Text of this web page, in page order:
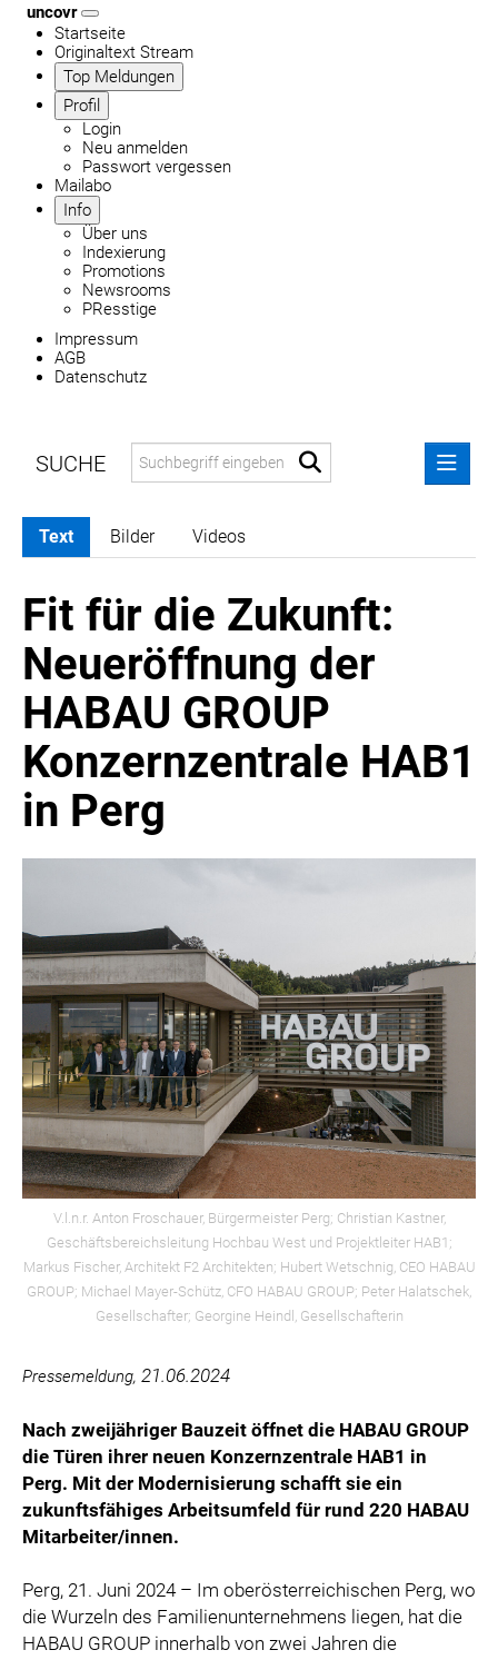
uncovr
Startseite
Originaltext Stream
Top Meldungen
Profil
Login
Neu anmelden
Passwort vergessen
Mailabo
Info
Über uns
Indexierung
Promotions
Newsrooms
PResstige
Impressum
AGB
Datenschutz
MELDUNGEN
ATOMBODY
ATELIER JUNGWIRTH
BAIN & COMPANY
CROWE SOT
DIE UMSETZER
EGGERS & FRANKE ÖSTERREICH
INSTITUTE OF SCIENCE AND TECHNOLOGY AUSTRIA (ISTA)
LUDWIG BOLTZMANN GESELLSCHAFT (LBG)
PURTSCHER RELATIONS
VBC
VERA PURE
WIENER SKIVERBAND
DIE TAFEL ÖSTERREICH
VERTESSI
KAMPAGNE: WIR SIND ÖSTERREICHER:INNEN.
MARKUS BREITENECKER
DONAU SOJA
Text Bilder Videos
Fit für die Zukunft:
Neueröffnung der
HABAU GROUP
Konzernzentrale HAB1
in Perg
V.l.n.r. Anton Froschauer, Bürgermeister Perg; Christian Kastner,
Geschäftsbereichsleitung Hochbau West und Projektleiter HAB1;
Markus Fischer, Architekt F2 Architekten; Hubert Wetschnig, CEO HABAU
GROUP; Michael Mayer-Schütz, CFO HABAU GROUP; Peter Halatschek,
Gesellschafter; Georgine Heindl, Gesellschafterin
Pressemeldung, 21.06.2024
Nach zweijähriger Bauzeit öffnet die HABAU GROUP
die Türen ihrer neuen Konzernzentrale HAB1 in
Perg. Mit der Modernisierung schafft sie ein
zukunftsfähiges Arbeitsumfeld für rund 220 HABAU
Mitarbeiter/innen.
Perg, 21. Juni 2024 – Im oberösterreichischen Perg, wo
die Wurzeln des Familienunternehmens liegen, hat die
HABAU GROUP innerhalb von zwei Jahren die